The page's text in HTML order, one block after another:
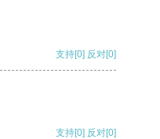
支持[0] 反对[0]
支持[0] 反对[0]